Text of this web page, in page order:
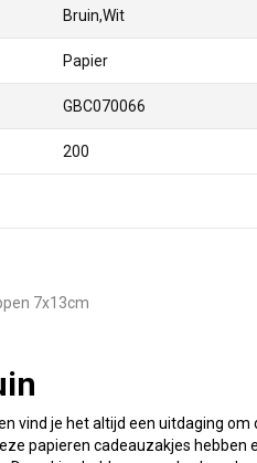
Bruin,Wit
Papier
GBC070066
200
7x13cm
vind je het altijd een uitdaging
papieren cadeauzakjes